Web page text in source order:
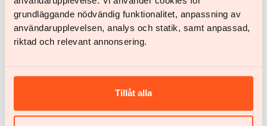
grundläggande nödvändig funktionalitet, anpassning av
användarupplevelsen, analys och statik, samt anpassad,
riktad och relevant annonsering.
Tillåt alla
Gemarineerde varkenshaas met pesto-
aardappelsalade